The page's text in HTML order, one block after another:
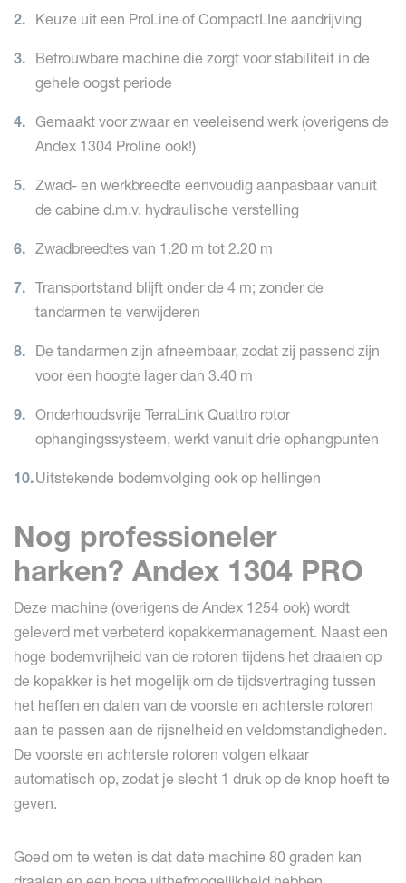
Keuze uit een ProLine of CompactLIne aandrijving
Betrouwbare machine die zorgt voor stabiliteit in de
gehele oogst periode
Gemaakt voor zwaar en veeleisend werk (overigens de
Andex 1304 Proline ook!)
Zwad- en werkbreedte eenvoudig aanpasbaar vanuit
de cabine d.m.v. hydraulische verstelling
Zwadbreedtes van 1.20 m tot 2.20 m
Transportstand blijft onder de 4 m; zonder de
tandarmen te verwijderen
De tandarmen zijn afneembaar, zodat zij passend zijn
voor een hoogte lager dan 3.40 m
Onderhoudsvrije TerraLink Quattro rotor
ophangingssysteem, werkt vanuit drie ophangpunten
Uitstekende bodemvolging ook op hellingen
Nog professioneler
harken? Andex 1304 PRO
Deze machine (overigens de Andex 1254 ook) wordt
geleverd met verbeterd kopakkermanagement. Naast een
hoge bodemvrijheid van de rotoren tijdens het draaien op
de kopakker is het mogelijk om de tijdsvertraging tussen
het heffen en dalen van de voorste en achterste rotoren
aan te passen aan de rijsnelheid en veldomstandigheden.
De voorste en achterste rotoren volgen elkaar
automatisch op, zodat je slecht 1 druk op de knop hoeft te
geven.
Goed om te weten is dat date machine 80 graden kan